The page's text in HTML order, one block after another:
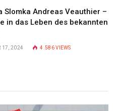
Slomka Andreas Veauthier –
in das Leben des bekannten
17, 2024 4.586VIEWS